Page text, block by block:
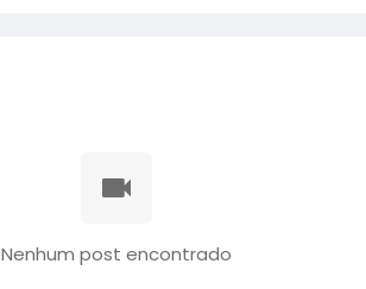
Nenhum post encontrado